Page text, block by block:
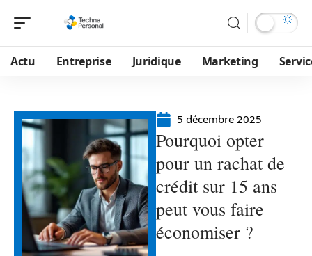
Actu Entreprise Juridique Marketing
5 décembre 2025
Pourquoi opter
pour un rachat de
crédit sur 15 ans
peut vous faire
économiser ?